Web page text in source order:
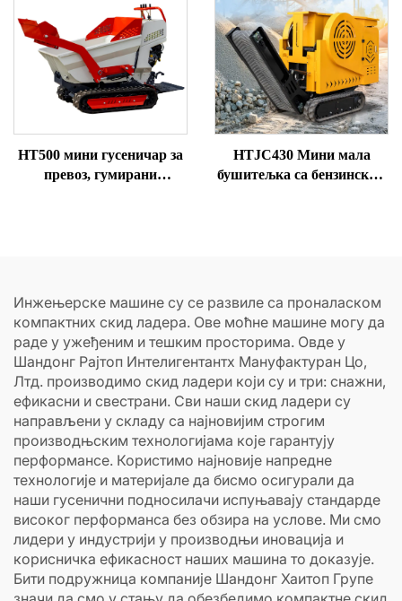
HT500 мини гусеничар за
превоз, гумирани
HTJC430 Мини мала
бушитељка са бензинским
Инжењерске машине су се развиле са проналаском
компактних скид ладера. Ове моћне машине могу да
раде у ужеђеним и тешким просторима. Овде у
Шандонг Рајтоп Интелигентантх Мануфактуран Цо,
Лтд. производимо скид ладери који су и три: снажни,
ефикасни и свестрани. Сви наши скид ладери су
направљени у складу са најновијим строгим
производњским технологијама које гарантују
перформансе. Користимо најновије напредне
технологије и материјале да бисмо осигурали да
наши гусенични подносилачи испуњавају стандарде
високог перформанса без обзира на услове. Ми смо
лидери у индустрији у производњи иновација и
корисничка ефикасност наших машина то доказује.
Бити подружница компаније Шандонг Хаитоп Групе